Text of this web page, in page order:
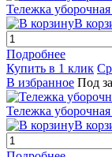
Тележка
В
Подробнее
Купить в 1 клик
В избранное Под
Тележка
В